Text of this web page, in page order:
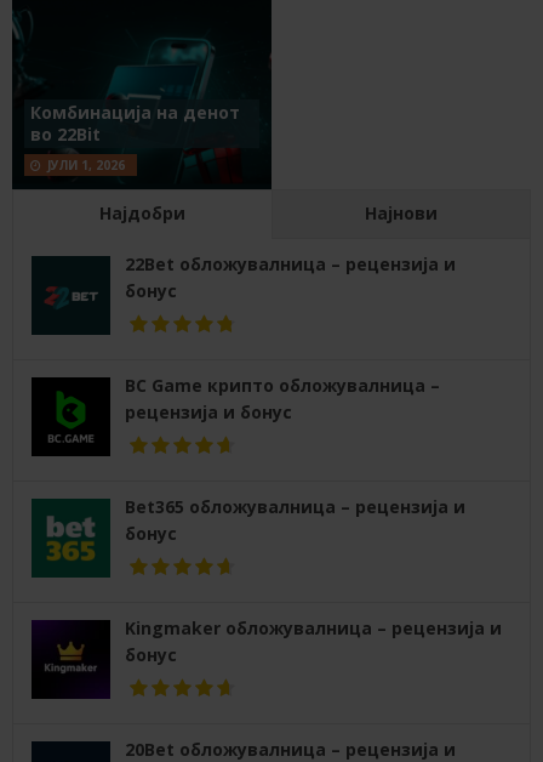
Комбинација на денот
во 22Bit
ЈУЛИ 1, 2026
Најдобри Најнови
22Bet обложувалница – рецензија и
бонус
BC Game крипто обложувалница –
рецензија и бонус
Bet365 обложувалница – рецензија и
бонус
Kingmaker обложувалница – рецензија и
бонус
20Bet обложувалница – рецензија и